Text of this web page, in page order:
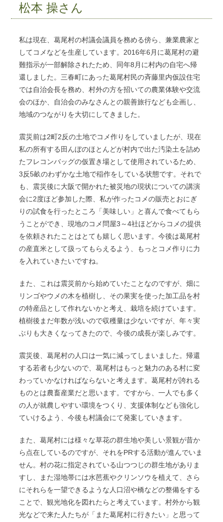
松本 操さん
私は現在、葛尾村の村議会議員を務める傍ら、兼業農家と
してコメなどを生産しています。2016年6月に葛尾村の避
難指示が一部解除されたため、同年8月に村内の自宅へ帰
還しました。三春町にあった葛尾村民の斉藤里内仮設住宅
では自治会長を務め、村外の方を招いての農業体験や交流
会のほか、自治会のみなさんとの親善旅行なども企画し、
地域のつながりを大切にしてきました。
震災前は2町2反の土地でコメ作りをしていましたが、現在
私の所有する田んぼのほとんどが村内で出た汚染土を詰め
たフレコンバッグの仮置き場として使用されているため、
3反5畝のわずかな土地で稲作をしている状態です。それで
も、震災後に大阪で開かれた被災地の現状についての講演
会に2度ほど参加した際、私が作ったコメの販売とおにぎ
りの試食を行ったところ「美味しい」と喜んで食べてもら
うことができ、現地のコメ問屋3～4社ほどからコメの提供
を依頼されたことはとても嬉しく思います。今後は葛尾村
の産直米として扱ってもらえるよう、もっとコメ作りに力
を入れていきたいですね。
また、これは震災前から始めていたことなのですが、畑に
リンゴやウメの木を植樹し、その果実を使った加工品を村
の特産品として作れないかと考え、栽培を続けています。
植樹後まだ年数が浅いので収穫量は少ないですが、年々実
ぶりも大きくなってきたので、今後の成長が楽しみです。
震災後、葛尾村の人口は一気に減ってしまいました。帰還
する若者も少ないので、葛尾村はもっと魅力のある村に変
わっていかなければならないと考えます。葛尾村が誇れる
ものとは農畜産業だと思います。ですから、一人でも多く
の人が就農しやすい環境をつくり、支援体制なども強化し
ていけるよう、今後も村議会にて発案していきます。
また、葛尾村には様々な草花の群生地や美しい景観が昔か
ら点在しているのですが、それをPRする活動が進んでいま
せん。村の花に指定されている山つつじの群生地がありま
すし、また湿地帯には水芭蕉やクリンソウを植えて、さら
にそれらを一望できるような人口沼や橋などの整備をする
ことで、観光地化を図れたらと考えています。村外から観
光などで来た人たちが「また葛尾村に行きたい」と思って